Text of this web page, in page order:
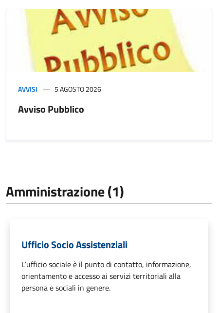
AVVISI 5 AGOSTO 2026
Avviso Pubblico
Amministrazione (1)
Ufficio Socio Assistenziali
L’ufficio sociale è il punto di contatto, informazione,
orientamento e accesso ai servizi territoriali alla
persona e sociali in genere.